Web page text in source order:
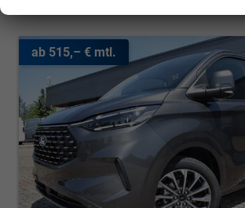
ab 515,– € mtl.